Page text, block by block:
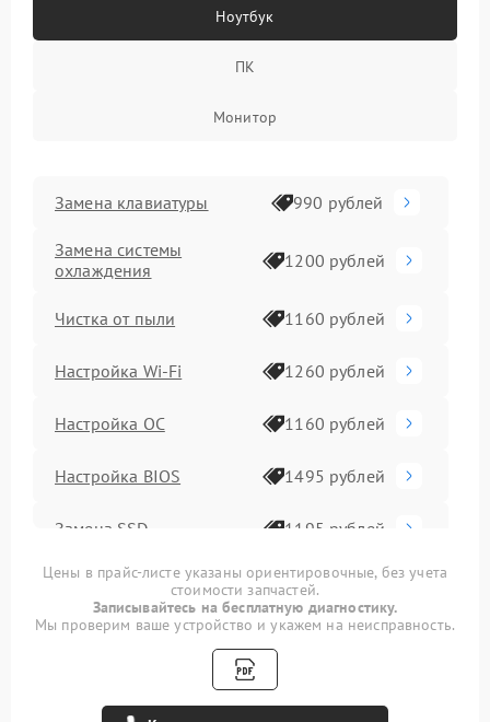
Ноутбук
ПК
Монитор
Замена клавиатуры 990 рублей
Замена системы
охлаждения
1200 рублей
Чистка от пыли 1160 рублей
Настройка Wi-Fi 1260 рублей
Настройка ОС 1160 рублей
Настройка BIOS 1495 рублей
Замена SSD 1195 рублей
Установка драйверов 1170 рублей
Замена видеочипа 2990 рублей
Замена материнской
Цены в прайс-листе указаны ориентировочные, без учета
стоимости запчастей.
Записывайтесь на бесплатную диагностику.
Мы проверим ваше устройство и укажем на неисправность.